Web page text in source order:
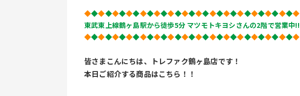
◆◆◆◆◆◆◆◆◆◆◆◆◆◆◆◆◆◆◆◆◆◆◆◆◆◆◆◆◆◆◆
東武東上線鶴ヶ島駅から徒歩5分 マツモトキヨシさんの2階で営業中!!
◆◆◆◆◆◆◆◆◆◆◆◆◆◆◆◆◆◆◆◆◆◆◆◆◆◆◆◆◆◆◆
皆さまこんにちは、トレファク鶴ヶ島店です！
本日ご紹介する商品はこちら！！